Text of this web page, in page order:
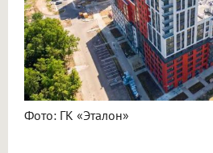
Фото: ГК «Эталон»